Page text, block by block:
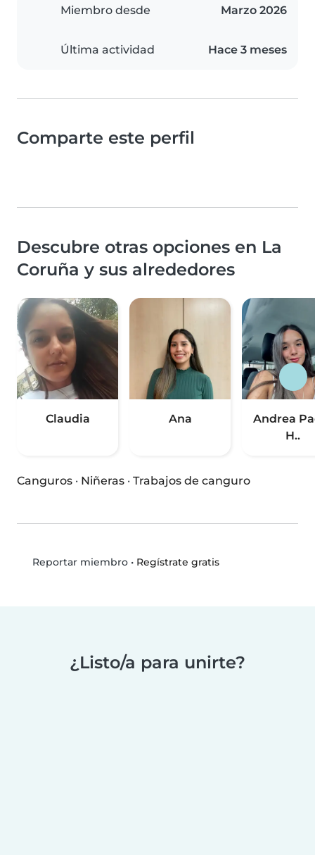
Miembro desde Marzo 2026
Última actividad Hace 3 meses
Comparte este perfil
Descubre otras opciones en La
Coruña y sus alrededores
Claudia Ana
Andrea
H..
Canguros · Niñeras · Trabajos de canguro
Reportar miembro• Regístrate gratis
¿Listo/a para unirte?